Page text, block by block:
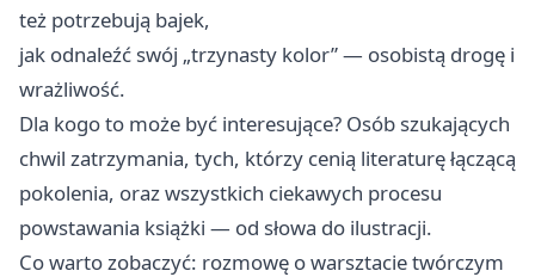
też potrzebują bajek,
jak odnaleźć swój „trzynasty kolor” — osobistą drogę i
wrażliwość.
Dla kogo to może być interesujące? Osób szukających
chwil zatrzymania, tych, którzy cenią literaturę łączącą
pokolenia, oraz wszystkich ciekawych procesu
powstawania książki — od słowa do ilustracji.
Co warto zobaczyć: rozmowę o warsztacie twórczym